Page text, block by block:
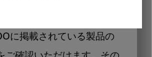
に掲載されている製品の